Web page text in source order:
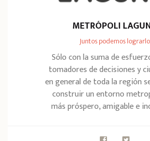
METRÓPOLI
Juntos podemos lograrlo
Sólo con la suma de
tomadores de decisiones y
en general de toda la región
construir un entorno
más próspero, amigable e